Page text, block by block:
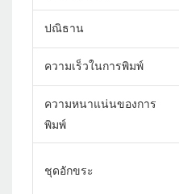
ปณิธาน
ความเร็วในการพิมพ์
ความหนาแน่นของการ
พิมพ์
ชุดอักขระ